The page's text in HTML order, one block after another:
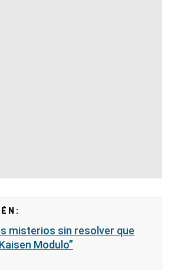
misterios sin resolver que
Modulo”